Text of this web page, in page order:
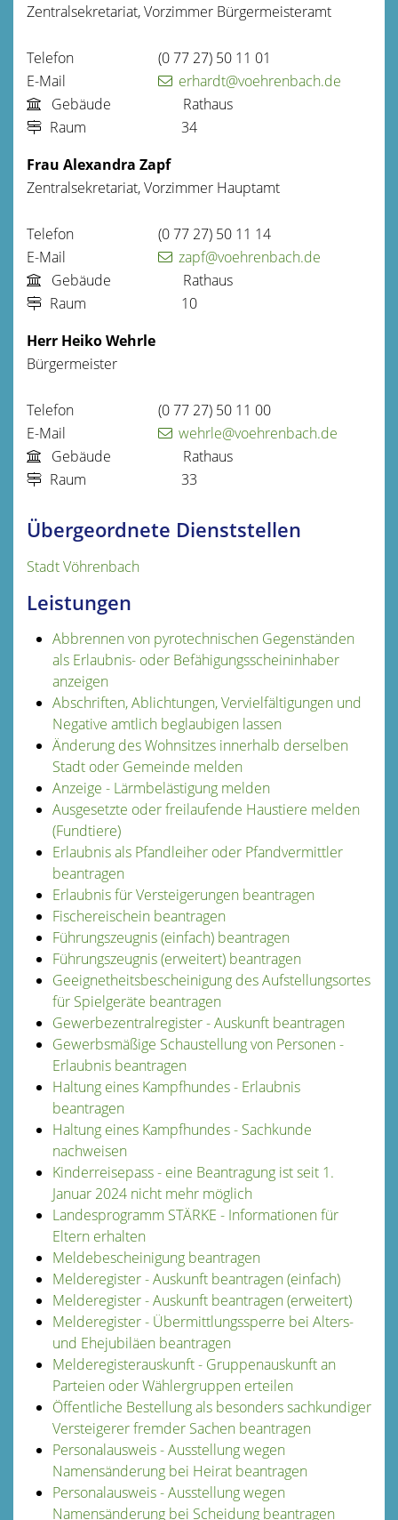
Zentralsekretariat, Vorzimmer Bürgermeisteramt
Telefon (077 27) 50 11 01
E-Mail
erhardt@voehrenbach.de
Gebäude
Rathaus
Raum
34
Frau Alexandra Zapf
Zentralsekretariat, Vorzimmer Hauptamt
Telefon (077 27) 50 11 14
E-Mail
zapf@voehrenbach.de
Gebäude
Rathaus
Raum
10
Herr HeikoWehrle
Bürgermeister
Telefon (077 27) 50 11 00
E-Mail
wehrle@voehrenbach.de
Gebäude
Rathaus
Raum
33
Übergeordnete Dienststellen
Stadt Vöhrenbach
Leistungen
Abbrennen von pyrotechnischen Gegenständen
als Erlaubnis- oder Befähigungsscheininhaber
anzeigen
Abschriften, Ablichtungen, Vervielfältigungen und
Negative amtlich beglaubigen lassen
Änderung des Wohnsitzes innerhalb derselben
Stadt oder Gemeinde melden
Anzeige - Lärmbelästigung melden
Ausgesetzte oder freilaufende Haustiere melden
(Fundtiere)
Erlaubnis als Pfandleiher oder Pfandvermittler
beantragen
Erlaubnis für Versteigerungen beantragen
Fischereischein beantragen
Führungszeugnis (einfach) beantragen
Führungszeugnis (erweitert) beantragen
Geeignetheitsbescheinigung des Aufstellungsortes
für Spielgeräte beantragen
Gewerbezentralregister - Auskunft beantragen
Gewerbsmäßige Schaustellung von Personen -
Erlaubnis beantragen
Haltung eines Kampfhundes - Erlaubnis
beantragen
Haltung eines Kampfhundes - Sachkunde
nachweisen
Kinderreisepass - eine Beantragung ist seit 1.
Januar 2024 nicht mehr möglich
Landesprogramm STÄRKE - Informationen für
Eltern erhalten
Meldebescheinigung beantragen
Melderegister - Auskunft beantragen (einfach)
Melderegister - Auskunft beantragen (erweitert)
Melderegister - Übermittlungssperre bei Alters-
und Ehejubiläen beantragen
Melderegisterauskunft - Gruppenauskunft an
Parteien oder Wählergruppen erteilen
Öffentliche Bestellung als besonders sachkundiger
Versteigerer fremder Sachen beantragen
Personalausweis - Ausstellung wegen
Namensänderung bei Heirat beantragen
Personalausweis - Ausstellung wegen
Namensänderung bei Scheidung beantragen